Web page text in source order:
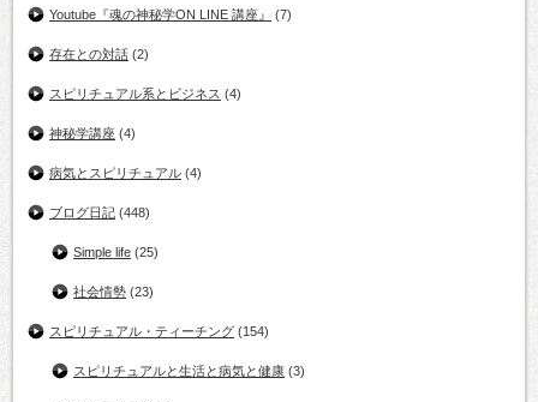
Youtube『魂の神秘学ON LINE 講座』 (7)
存在との対話 (2)
スピリチュアル系とビジネス (4)
神秘学講座 (4)
病気とスピリチュアル (4)
ブログ日記 (448)
Simple life (25)
社会情勢 (23)
スピリチュアル・ティーチング (154)
スピリチュアルと生活と病気と健康 (3)